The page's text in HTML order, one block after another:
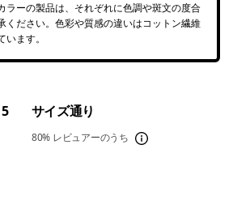
ラーの製品は、それぞれに色調や斑文の度合
ください。色彩や質感の違いはコットン繊維
ます。
サイズ通り
80% レビュアーのうち